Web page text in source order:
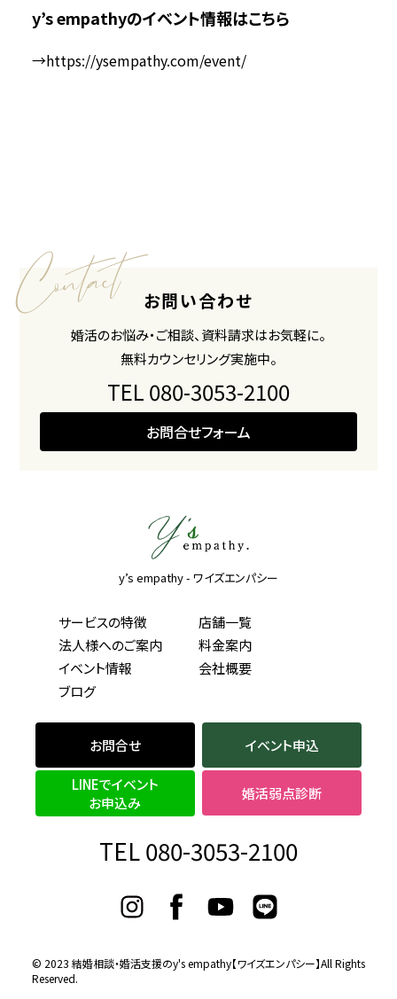
y’s empathyのイベント情報はこちら
→https://ysempathy.com/event/
お問い合わせ
婚活のお悩み・ご相談、資料請求はお気軽に。
無料カウンセリング実施中。
TEL 080-3053-2100
お問合せフォーム
y’s empathy - ワイズエンパシー
サービスの特徴
店舗一覧
法人様へのご案内
料金案内
イベント情報
会社概要
ブログ
お問合せ イベント申込
LINEでイベント
お申込み
婚活弱点診断
TEL 080-3053-2100
© 2023 結婚相談・婚活支援のy's empathy【ワイズエンパシー】All Rights
Reserved.